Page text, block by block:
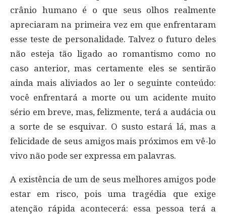
crânio humano é o que seus olhos realmente
apreciaram na primeira vez em que enfrentaram
esse teste de personalidade. Talvez o futuro deles
não esteja tão ligado ao romantismo como no
caso anterior, mas certamente eles se sentirão
ainda mais aliviados ao ler o seguinte conteúdo:
você enfrentará a morte ou um acidente muito
sério em breve, mas, felizmente, terá a audácia ou
a sorte de se esquivar. O susto estará lá, mas a
felicidade de seus amigos mais próximos em vê-lo
vivo não pode ser expressa em palavras.
A existência de um de seus melhores amigos pode
estar em risco, pois uma tragédia que exige
atenção rápida acontecerá: essa pessoa terá a